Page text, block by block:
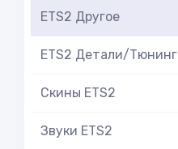
ETS2 Другое
ETS2 Детали/Тюнинг
Скины ETS2
Звуки ETS2